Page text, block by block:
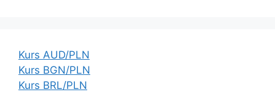
Kurs AUD/PLN
Kurs BGN/PLN
Kurs BRL/PLN